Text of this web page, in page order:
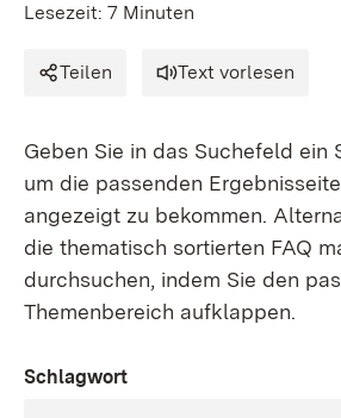
Lesezeit: 7 Minuten
Teilen Text vorlesen
Geben Sie in das Suchefeld ein
um die passenden
angezeigt zu bekommen.
die thematisch sortierten FAQ
durchsuchen, indem Sie den
Themenbereich aufklappen.
Schlagwort